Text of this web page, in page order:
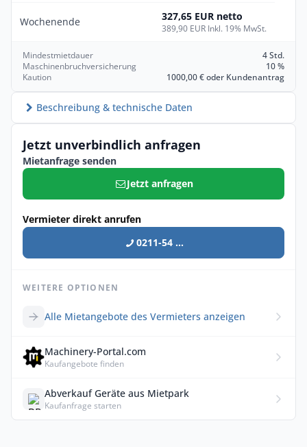
Wochenende 327,65 EUR netto
389,90 EUR Inkl. 19% MwSt.
Mindestmietdauer
4 Std.
Maschinenbruchversicherung
10 %
Kaution
1000,00 € oder Kundenantrag
Beschreibung & technische Daten
Jetzt unverbindlich anfragen
Mietanfrage senden
Jetzt anfragen
Vermieter direkt anrufen
0211-54 ...
WEITERE OPTIONEN
Alle Mietangebote des Vermieters anzeigen
Machinery-Portal.com
Kaufangebote finden
Abverkauf Geräte aus Mietpark
Kaufanfrage starten